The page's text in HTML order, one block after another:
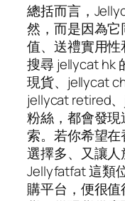
總括而言，
然，而是因為
值、送禮實用
搜尋 jellycat hk
現貨、jellycat
jellycat retired
粉絲，都會發
索。若你希望在
選擇多、又讓
Jellyfatfat 這類
購平台，便很值